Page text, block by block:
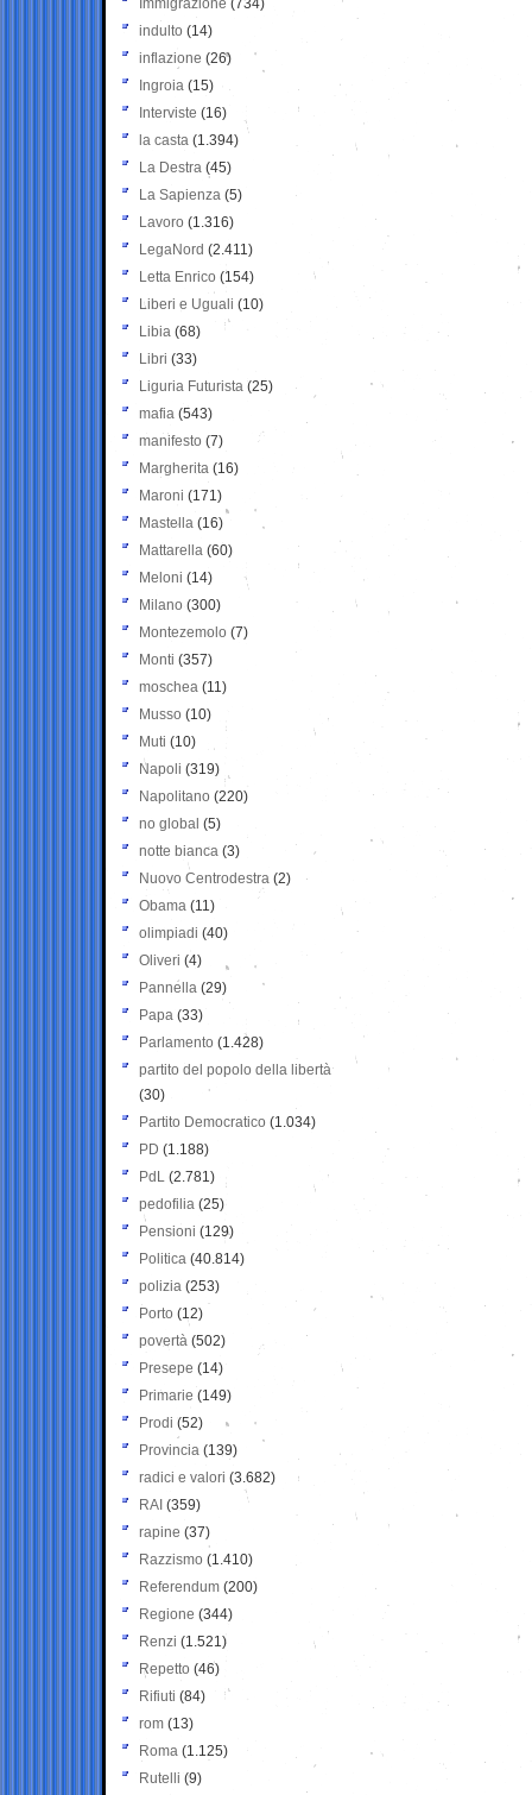
Immigrazione (734)
indulto (14)
inflazione (26)
Ingroia (15)
Interviste (16)
la casta (1.394)
La Destra (45)
La Sapienza (5)
Lavoro (1.316)
LegaNord (2.411)
Letta Enrico (154)
Liberi e Uguali (10)
Libia (68)
Libri (33)
Liguria Futurista (25)
mafia (543)
manifesto (7)
Margherita (16)
Maroni (171)
Mastella (16)
Mattarella (60)
Meloni (14)
Milano (300)
Montezemolo (7)
Monti (357)
moschea (11)
Musso (10)
Muti (10)
Napoli (319)
Napolitano (220)
no global (5)
notte bianca (3)
Nuovo Centrodestra (2)
Obama (11)
olimpiadi (40)
Oliveri (4)
Pannella (29)
Papa (33)
Parlamento (1.428)
partito del popolo della libertà
(30)
Partito Democratico (1.034)
PD (1.188)
PdL (2.781)
pedofilia (25)
Pensioni (129)
Politica (40.814)
polizia (253)
Porto (12)
povertà (502)
Presepe (14)
Primarie (149)
Prodi (52)
Provincia (139)
radici e valori (3.682)
RAI (359)
rapine (37)
Razzismo (1.410)
Referendum (200)
Regione (344)
Renzi (1.521)
Repetto (46)
Rifiuti (84)
rom (13)
Roma (1.125)
Rutelli (9)